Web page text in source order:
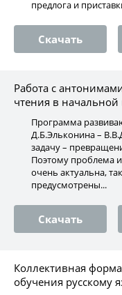
предлога и
Скачать
Работа с
чтения в
Программа
Д.Б.Эльконина –
задачу –
Поэтому проблема
очень актуальна,
предусмотрены...
Скачать
Коллективная
обучения русскому